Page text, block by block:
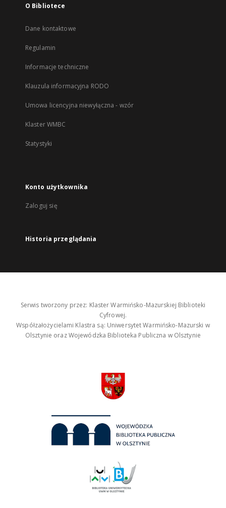
O Bibliotece
Dane kontaktowe
Regulamin
Informacje techniczne
Klauzula informacyjna RODO
Umowa licencyjna niewyłączna - wzór
Klaster WMBC
Statystyki
Konto użytkownika
Zaloguj się
Historia przeglądania
Serwis tworzony przez: Klaster Warmińsko-Mazurskiej Biblioteki
Cyfrowej.
Współzałożycielami Klastra są: Uniwersytet Warmińsko-Mazurski w
Olsztynie oraz Wojewódzka Biblioteka Publiczna w Olsztynie